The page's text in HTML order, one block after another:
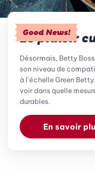
Good News!
Le plaisir
Désormais, Betty
son niveau de
à l'échelle Green
voir dans quelle
durables.
En savoir